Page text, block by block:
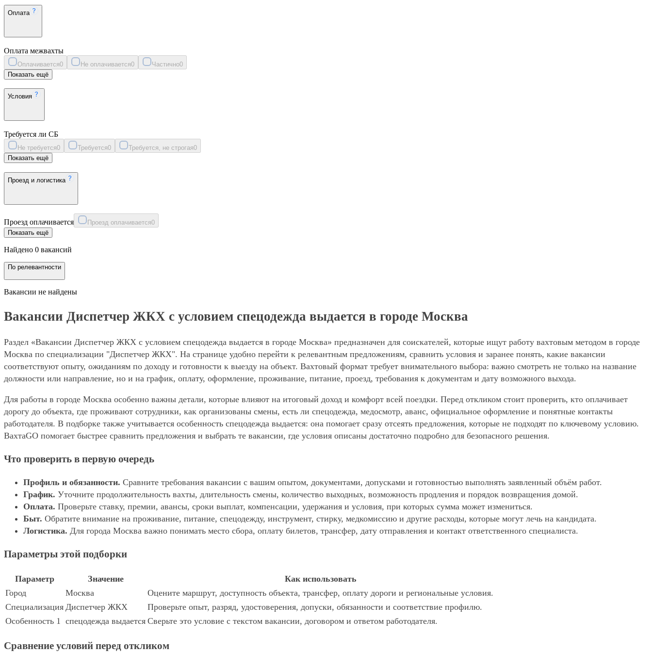
Оплата
Оплата межвахты
Оплачивается0 Не оплачивается0 Частично0
Показать ещё
Условия
Требуется ли СБ
Не требуется0 Требуется0 Требуется, не строгая0
Показать ещё
Проезд и логистика
Проезд оплачивается Проезд оплачивается0
Показать ещё
Найдено 0 вакансий
По релевантности
Вакансии не найдены
Вакансии Диспетчер ЖКХ с условием спецодежда выдается в городе Москва
Раздел «Вакансии Диспетчер ЖКХ с условием спецодежда выдается в городе Москва» предназначен для соискателей, которые ищут работу вахтовым методом в городе
Москва по специализации "Диспетчер ЖКХ". На странице удобно перейти к релевантным предложениям, сравнить условия и заранее понять, какие вакансии
соответствуют опыту, ожиданиям по доходу и готовности к выезду на объект. Вахтовый формат требует внимательного выбора: важно смотреть не только на название
должности или направление, но и на график, оплату, оформление, проживание, питание, проезд, требования к документам и дату возможного выхода.
Для работы в городе Москва особенно важны детали, которые влияют на итоговый доход и комфорт всей поездки. Перед откликом стоит проверить, кто оплачивает
дорогу до объекта, где проживают сотрудники, как организованы смены, есть ли спецодежда, медосмотр, аванс, официальное оформление и понятные контакты
работодателя. В подборке также учитывается особенность спецодежда выдается: она помогает сразу отсеять предложения, которые не подходят по ключевому условию.
ВахтаGO помогает быстрее сравнить предложения и выбрать те вакансии, где условия описаны достаточно подробно для безопасного решения.
Что проверить в первую очередь
Профиль и обязанности. Сравните требования вакансии с вашим опытом, документами, допусками и готовностью выполнять заявленный объём работ.
График. Уточните продолжительность вахты, длительность смены, количество выходных, возможность продления и порядок возвращения домой.
Оплата. Проверьте ставку, премии, авансы, сроки выплат, компенсации, удержания и условия, при которых сумма может измениться.
Быт. Обратите внимание на проживание, питание, спецодежду, инструмент, стирку, медкомиссию и другие расходы, которые могут лечь на кандидата.
Логистика. Для города Москва важно понимать место сбора, оплату билетов, трансфер, дату отправления и контакт ответственного специалиста.
Параметры этой подборки
Параметр Значение
Как использовать
Город
Москва
Оцените маршрут, доступность объекта, трансфер, оплату дороги и региональные условия.
Специализация Диспетчер ЖКХ
Проверьте опыт, разряд, удостоверения, допуски, обязанности и соответствие профилю.
Особенность 1 спецодежда выдается Сверьте это условие с текстом вакансии, договором и ответом работодателя.
Сравнение условий перед откликом